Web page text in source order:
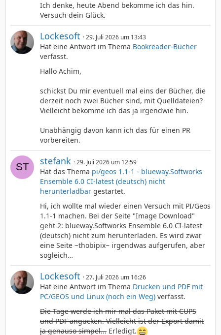
Ich denke, heute Abend bekomme ich das hin.
Versuch dein Glück.
Lockesoft 29. Juli 2026 um 13:43
Hat eine Antwort im Thema Bookreader-Bücher
verfasst.
Hallo Achim,
schickst Du mir eventuell mal eins der Bücher, die
derzeit noch zwei Bücher sind, mit Quelldateien?
Vielleicht bekomme ich das ja irgendwie hin.
Unabhängig davon kann ich das für einen PR
vorbereiten.
stefank 29. Juli 2026 um 12:59
Hat das Thema pi/geos 1.1-1 - blueway.Softworks
Ensemble 6.0 CI-latest (deutsch) nicht
herunterladbar gestartet.
Hi, ich wollte mal wieder einen Versuch mit PI/Geos
1.1-1 machen. Bei der Seite "Image Download"
geht 2: blueway.Softworks Ensemble 6.0 CI-latest
(deutsch) nicht zum herunterladen. Es wird zwar
eine Seite ~thobipix~ irgendwas aufgerufen, aber
sogleich…
Lockesoft 27. Juli 2026 um 16:26
Hat eine Antwort im Thema Drucken und PDF mit
PC/GEOS und Linux (noch ein Weg) verfasst.
Die Tage werde ich mir mal das Paket mit CUPS
und PDF angucken. Vielleicht ist der Export damit
ja genauso simpel... Erledigt.